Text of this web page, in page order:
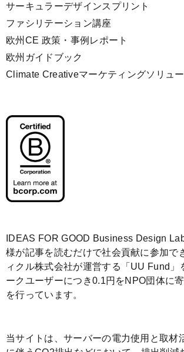
サーキュラーデザインスプリント
ファシリテーション講座
欧州CE 政策・事例レポート
欧州ガイドブック
Climate Creativeマーケティングソリュ
IDEAS FOR GOOD Business Design
様が記事を読むだけで社会貢献に参加で
ィクル株式会社が運営する「 UU Fund 」
ークユーザーにつき0.1円をNPO団体に
を行っています。
当サイトは、サーバーの電力使用と取材